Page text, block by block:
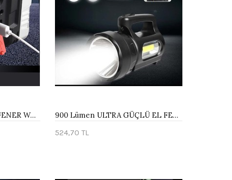
SOLAR PANELLİ LEDLİ FENER WATTON WT-614
900 Lümen ULTRA GÜÇLÜ EL FENERİ WATTON WT-613
524,70 TL